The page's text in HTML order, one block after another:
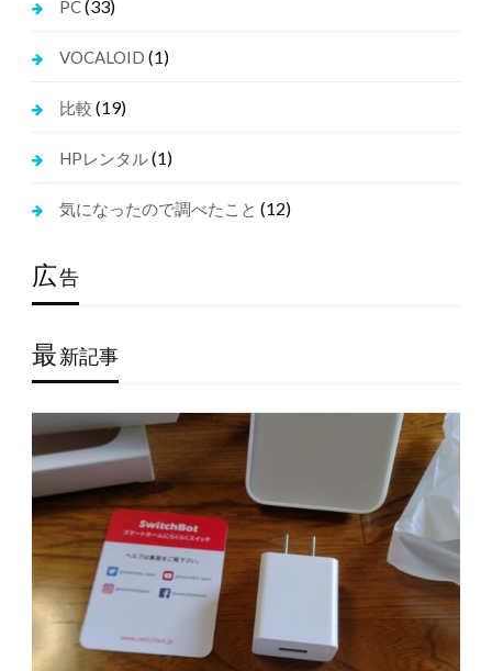
PC(33)
VOCALOID (1)
比較 (19)
HPレンタル(1)
気になったので調べたこと (12)
広告
最新記事